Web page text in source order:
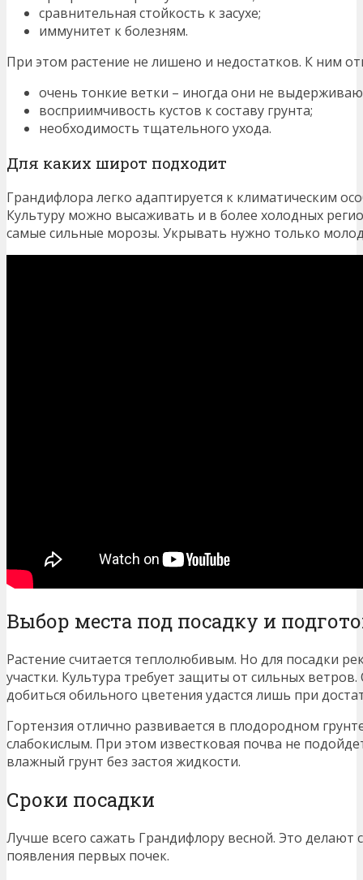
сравнительная стойкость к засухе;
иммунитет к болезням.
При этом растение не лишено и недостатков. К ним
очень тонкие ветки – иногда они не
восприимчивость кустов к составу грунта;
необходимость тщательного ухода.
Для каких широт подходит
Грандифлора легко адаптируется к климатическим
Культуру можно высаживать и в более холодных
самые сильные морозы. Укрывать нужно только
Выбор места под посадку и
Растение считается теплолюбивым. Но для посадки
участки. Культура требует защиты от сильных
добиться обильного цветения удастся лишь при
Гортензия отлично развивается в плодородном
слабокислым. При этом известковая почва не
влажный грунт без застоя жидкости.
Сроки посадки
Лучше всего сажать Грандифлору весной. Это делают
появления первых почек.